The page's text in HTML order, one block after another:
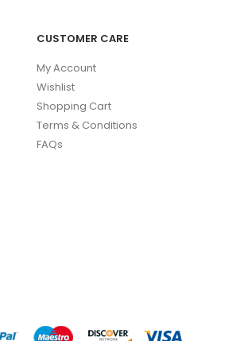
CUSTOMER CARE
My Account
Wishlist
Shopping Cart
Terms & Conditions
FAQs